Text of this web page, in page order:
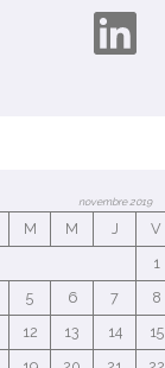
novembre 2019
M M J V
1
5 6 7 8
12 13 14 15